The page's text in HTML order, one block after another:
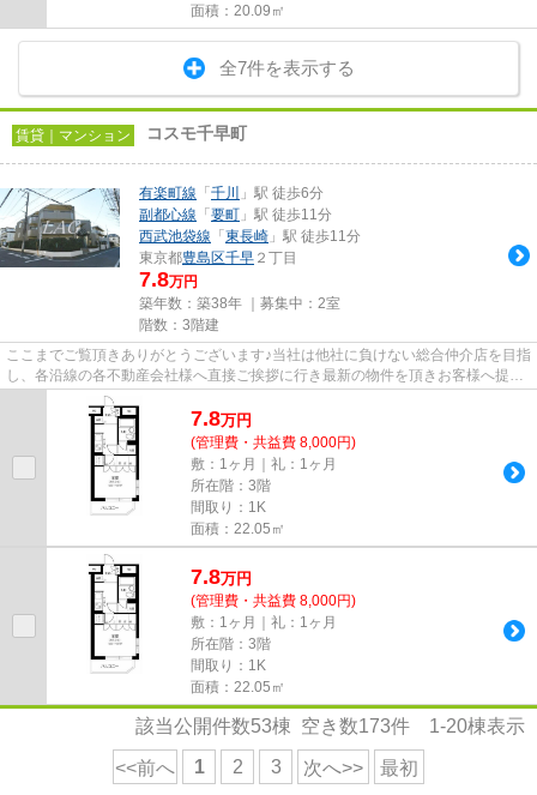
面積：20.09㎡
全7件を表示する
賃貸｜マンション コスモ千早町
有楽町線 「 千川
」駅 徒歩6分
副都心線 「 要町 」駅 徒歩11分
西武池袋線 「 東長崎 」駅 徒歩11分
東京都豊島区千早 ２丁目
7.8万円
築年数：築38年 ｜募集中： 2室
階数：3階建
ここまでご覧頂きありがとうございます♪当社は他社に負けない総合仲介店を目指
し、各沿線の各不動産会社様へ直接ご挨拶に行き最新の物件を頂きお客様へ提供
しております！最新の情報は...
7.8万円
(管理費・共益費 8,000円)
敷：1ヶ月｜礼：1ヶ月
所在階：3階
間取り：1K
面積：22.05㎡
7.8万円
(管理費・共益費 8,000円)
敷：1ヶ月｜礼：1ヶ月
所在階：3階
間取り：1K
面積：22.05㎡
該当公開件数53棟 空き数173件 1-20棟表示
<<前へ 1 2 3 次へ>> 最初